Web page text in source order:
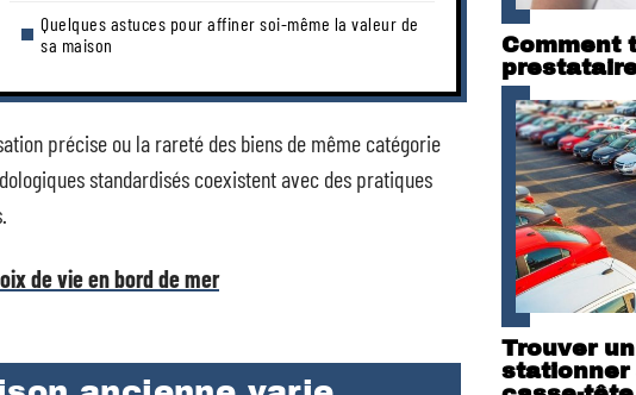
Quelques astuces pour affiner soi-même la valeur de
sa maison
précise ou la rareté des biens de même catégorie
standardisés coexistent avec des pratiques
de vie en bord de mer
Comment
Trouver
stationner